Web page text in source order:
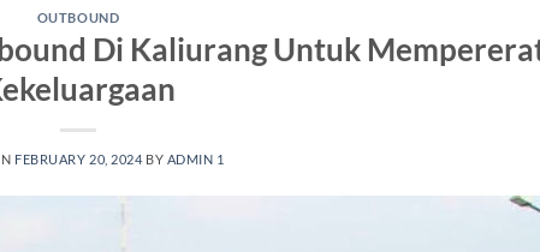
OUTBOUND
Di Kaliurang Untuk
FEBRUARY 20, 2024 BY ADMIN 1